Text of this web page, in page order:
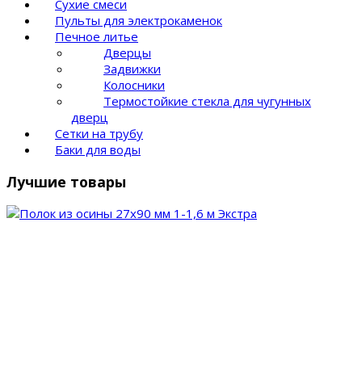
Сухие смеси
Пульты для электрокаменок
Печное литье
Дверцы
Задвижки
Колосники
Термостойкие стекла для чугунных
дверц
Сетки на трубу
Баки для воды
Лучшие товары